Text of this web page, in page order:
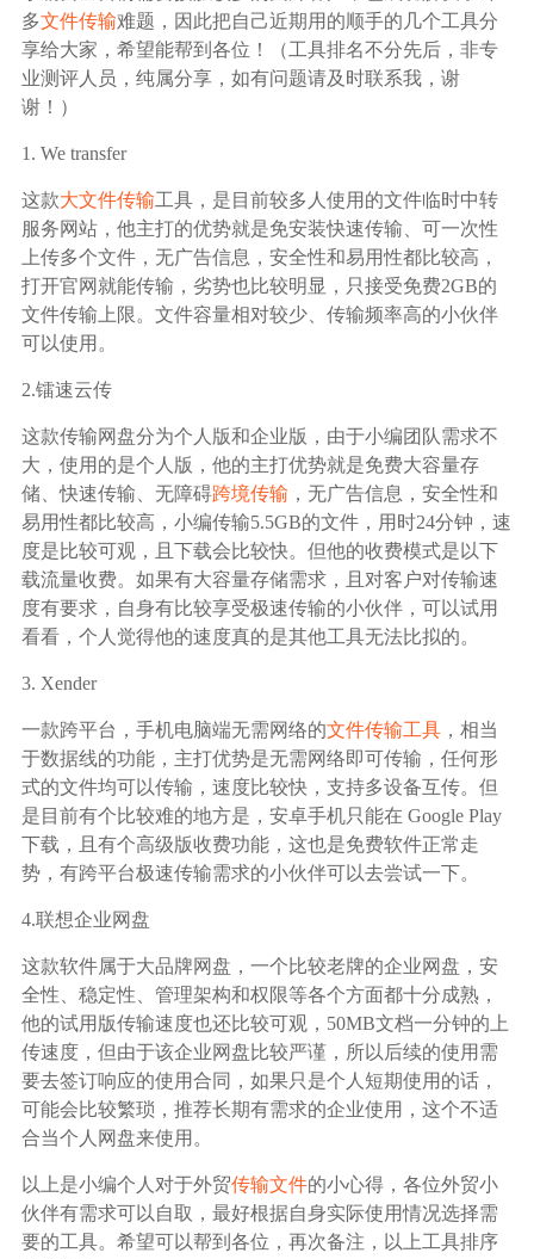
基因行业
汽车行业
生产制造业
IT互联网行业
影视制作业
多文件传输难题，因此把自己近期用的顺手的几个工具分
享给大家，希望能帮到各位！（工具排名不分先后，非专
业测评人员，纯属分享，如有问题请及时联系我，谢
谢！）
1. We transfer
这款大文件传输工具，是目前较多人使用的文件临时中转
服务网站，他主打的优势就是免安装快速传输、可一次性
上传多个文件，无广告信息，安全性和易用性都比较高，
打开官网就能传输，劣势也比较明显，只接受免费2GB的
文件传输上限。文件容量相对较少、传输频率高的小伙伴
可以使用。
2.镭速云传
这款传输网盘分为个人版和企业版，由于小编团队需求不
大，使用的是个人版，他的主打优势就是免费大容量存
储、快速传输、无障碍跨境传输 ，无广告信息，安全性和
易用性都比较高，小编传输5.5GB的文件，用时24分钟，速
度是比较可观，且下载会比较快。但他的收费模式是以下
载流量收费。如果有大容量存储需求，且对客户对传输速
度有要求，自身有比较享受极速传输的小伙伴，可以试用
看看，个人觉得他的速度真的是其他工具无法比拟的。
3. Xender
一款跨平台，手机电脑端无需网络的文件传输工具，相当
于数据线的功能，主打优势是无需网络即可传输，任何形
式的文件均可以传输，速度比较快，支持多设备互传。但
是目前有个比较难的地方是，安卓手机只能在 Google Play
下载，且有个高级版收费功能，这也是免费软件正常走
势，有跨平台极速传输需求的小伙伴可以去尝试一下。
4.联想企业网盘
这款软件属于大品牌网盘，一个比较老牌的企业网盘，安
全性、稳定性、管理架构和权限等各个方面都十分成熟，
他的试用版传输速度也还比较可观，50MB文档一分钟的上
传速度，但由于该企业网盘比较严谨，所以后续的使用需
要去签订响应的使用合同，如果只是个人短期使用的话，
可能会比较繁琐，推荐长期有需求的企业使用，这个不适
合当个人网盘来使用。
以上是小编个人对于外贸传输文件的小心得，各位外贸小
伙伴有需求可以自取，最好根据自身实际使用情况选择需
要的工具。希望可以帮到各位，再次备注，以上工具排序